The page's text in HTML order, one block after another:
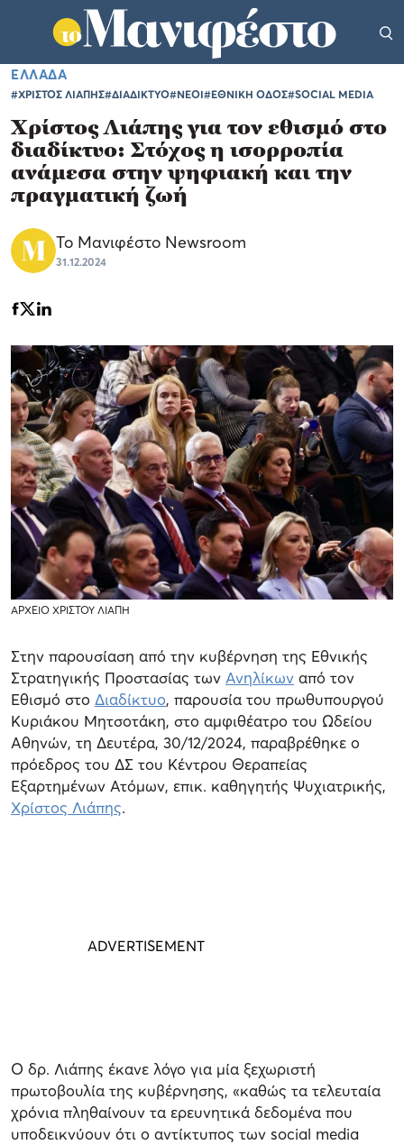
ΕΛΛΑΔΑ
#ΧΡΙΣΤΟΣ ΛΙΑΠΗΣ#ΔΙΑΔΙΚΤΥΟ#ΝΕΟΙ#ΕΘΝΙΚΗ ΟΔΟΣ#SOCIAL MEDIA
Χρίστος Λιάπης για τον εθισμό στο
διαδίκτυο: Στόχος η ισορροπία
ανάμεσα στην ψηφιακή και την
πραγματική ζωή
Το Μανιφέστο Newsroom
31.12.2024
ΑΡΧΕΙΟ ΧΡΙΣΤΟΥ ΛΙΑΠΗ
Στην παρουσίαση από την κυβέρνηση της Εθνικής
Στρατηγικής Προστασίας των Ανηλίκων από τον
Εθισμό στο Διαδίκτυο, παρουσία του πρωθυπουργού
Κυριάκου Μητσοτάκη, στο αμφιθέατρο του Ωδείου
Αθηνών, τη Δευτέρα, 30/12/2024, παραβρέθηκε ο
πρόεδρος του ΔΣ του Κέντρου Θεραπείας
Εξαρτημένων Ατόμων, επικ. καθηγητής Ψυχιατρικής,
Χρίστος Λιάπης.
Ο δρ. Λιάπης έκανε λόγο για μία ξεχωριστή
πρωτοβουλία της κυβέρνησης, «καθώς τα τελευταία
χρόνια πληθαίνουν τα ερευνητικά δεδομένα που
υποδεικνύουν ότι ο αντίκτυπος των social media